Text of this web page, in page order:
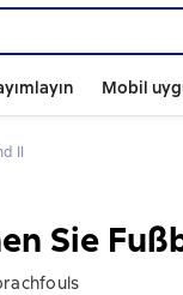
Mobil
II
Sie